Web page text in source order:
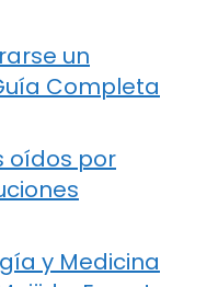
un
Completa
oídos por
y Medicina